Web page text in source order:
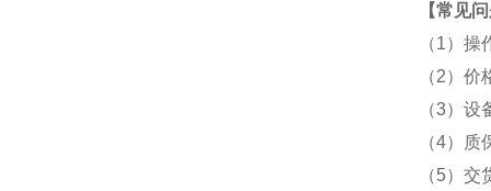
【常见
（1）
（2）
（3）
（4）质
（5）